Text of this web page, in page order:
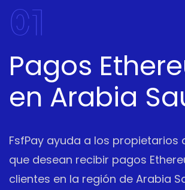
01
Pagos
en Arabia
FsfPay ayuda a los propietarios
que desean recibir pagos
clientes en la región de Arabia